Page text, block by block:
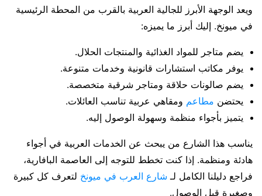
ويعد الوجهة الأبرز للجالية العربية بالقرب من المحطة الرئيسية
في ميونخ. إليك أبرز ما يميزه:
يضم متاجر للمواد الغذائية والمنتجات الحلال.
يوفر مكاتب استشارات قانونية وخدمات متنوعة.
يضم صالونات حلاقة ومتاجر شرقية متخصصة.
يحتضن مطاعم ومقاهي عربية تناسب العائلات.
يتميز بأجواء منظمة وسهولة الوصول إليه.
يناسب هذا الشارع من يبحث عن الخدمات العربية في أجواء
هادئة ومنظمة. إذا كنت تخطط للتوجه إلى العاصمة البافارية،
فراجع دليلنا الكامل لـ شارع العرب في ميونخ لتعرف كل كبيرة
وصغيرة قبل الوصول.